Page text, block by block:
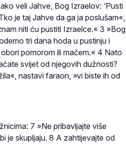
veli Jahve, Bog Izraelov: ‘Pusti
je taj Jahve da ga ja poslušam«,
niti ću pustiti Izraelce.« 3 »Bog
tri dana hoda u pustinju i
pomorom ili mačem.« 4 Nato
svijet od njegovih dužnosti?
nastavi faraon, »vi biste ih od
7 »Ne pribavljajte više
je skupljaju. 8 A zahtijevajte od